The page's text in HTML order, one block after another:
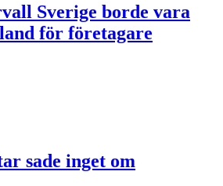
Sverige borde vara
för företagare
sade inget om